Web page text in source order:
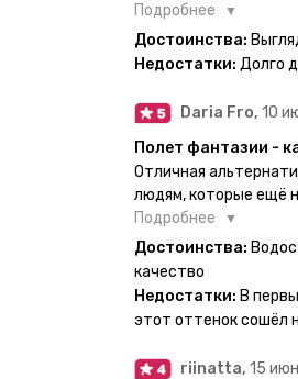
есть такая
картинкой).
Подробнее
Достоинства:
Недостатки: Долго
Daria Fro, 10
Полет фантазии -
Отличная
людям, которые ещё
продукт еверинк
бояться мочить
прикладывается
оставила наклейку
эффект сразу же
рисунок начнёт
Подробнее
Достоинства:
качество
Недостатки: В
этот оттенок сошёл
riinatta, 15